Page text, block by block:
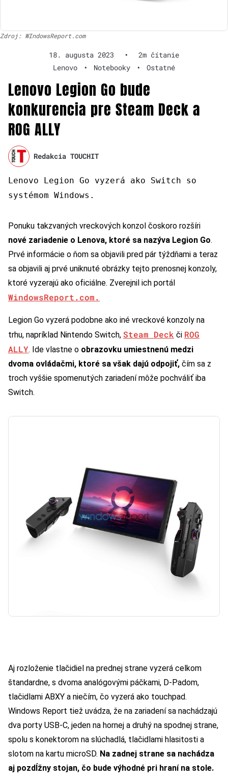
Zdroj: WIndowsReport.com
18. augusta 2023 •
2m čítanie
Lenovo
• Notebooky • Ostatné
Lenovo Legion Go bude
konkurencia pre Steam Deck a
ROG ALLY
Redakcia TOUCHIT
Lenovo Legion Go vyzerá ako Switch so
systémom Windows.
Ponuku takzvaných vreckových konzol čoskoro rozšíri
nové zariadenie o Lenova, ktoré sa nazýva Legion Go.
Prvé informácie o ňom sa objavili pred pár týždňami a teraz
sa objavili aj prvé uniknuté obrázky tejto prenosnej konzoly,
ktoré vyzerajú ako oficiálne. Zverejnil ich portál
WindowsReport.com.
Legion Go vyzerá podobne ako iné vreckové konzoly na
trhu, napríklad Nintendo Switch, Steam Deck či ROG
ALLY. Ide vlastne o obrazovku umiestnenú medzi
dvoma ovládačmi, ktoré sa však dajú odpojiť, čím sa z
troch vyššie spomenutých zariadení môže pochváliť iba
Switch.
Aj rozloženie tlačidiel na prednej strane vyzerá celkom
štandardne, s dvoma analógovými páčkami, D-Padom,
tlačidlami ABXY a niečím, čo vyzerá ako touchpad.
Windows Report tiež uvádza, že na zariadení sa nachádzajú
dva porty USB-C, jeden na hornej a druhý na spodnej strane,
spolu s konektorom na slúchadlá, tlačidlami hlasitosti a
slotom na kartu microSD. Na zadnej strane sa nachádza
aj pozdĺžny stojan, čo bude výhodné pri hraní na stole.